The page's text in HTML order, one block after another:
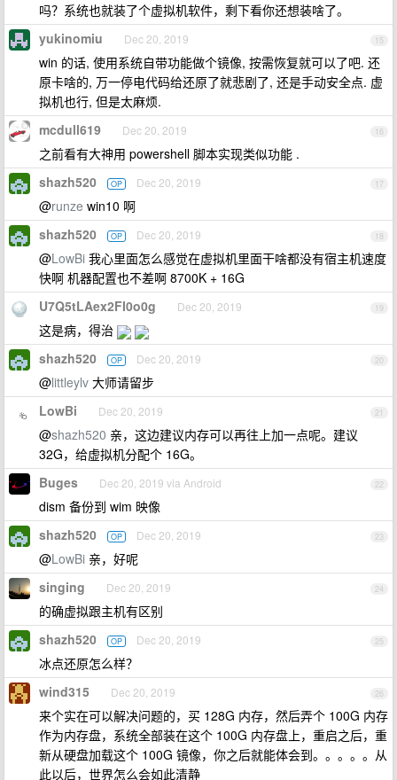
吗？系统也就装了个虚拟机软件，剩下看你还想装啥了。
15
yukinomiu Dec 20, 2019
win 的话, 使用系统自带功能做个镜像, 按需恢复就可以了吧. 还
原卡啥的, 万一停电代码给还原了就悲剧了, 还是手动安全点. 虚
拟机也行, 但是太麻烦.
16
mcdull619 Dec 20, 2019
之前看有大神用 powershell 脚本实现类似功能 .
17
shazh520 OP Dec 20, 2019
@runze win10 啊
18
shazh520 OP Dec 20, 2019
@LowBi 我心里面怎么感觉在虚拟机里面干啥都没有宿主机速度
快啊 机器配置也不差啊 8700K + 16G
19
U7Q5tLAex2FI0o0g Dec 20, 2019
这是病，得治
20
shazh520 OP Dec 20, 2019
@littleylv 大师请留步
21
LowBi Dec 20, 2019
@shazh520 亲，这边建议内存可以再往上加一点呢。建议
32G，给虚拟机分配个 16G。
22
Buges Dec 20, 2019 via Android
dism 备份到 wim 映像
23
shazh520 OP Dec 20, 2019
@LowBi 亲，好呢
24
singing Dec 20, 2019
的确虚拟跟主机有区别
25
shazh520 OP Dec 20, 2019
冰点还原怎么样？
26
wind315 Dec 20, 2019
来个实在可以解决问题的，买 128G 内存，然后弄个 100G 内存
作为内存盘，系统全部装在这个 100G 内存盘上，重启之后，重
新从硬盘加载这个 100G 镜像，你之后就能体会到。。。。。从
此以后，世界怎么会如此清静